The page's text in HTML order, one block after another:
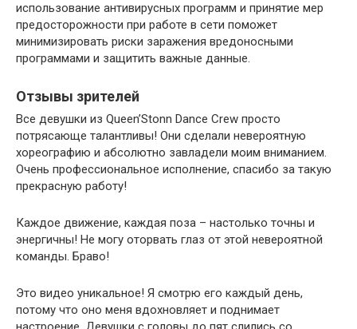
использование антивирусных программ и принятие мер
предосторожности при работе в сети поможет
минимизировать риски заражения вредоносными
программами и защитить важные данные.
Отзывы зрителей
Все девушки из Queen’Stonn Dance Crew просто
потрясающе талантливы! Они сделали невероятную
хореографию и абсолютно завладели моим вниманием.
Очень профессиональное исполнение, спасибо за такую
прекрасную работу!
Каждое движение, каждая поза – настолько точны и
энергичны! Не могу оторвать глаз от этой невероятной
команды. Браво!
Это видео уникальное! Я смотрю его каждый день,
потому что оно меня вдохновляет и поднимает